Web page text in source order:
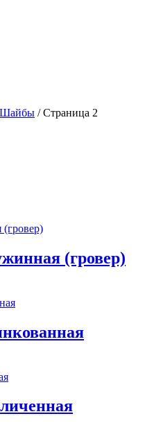
Шайбы / Страница 2
(гровер)